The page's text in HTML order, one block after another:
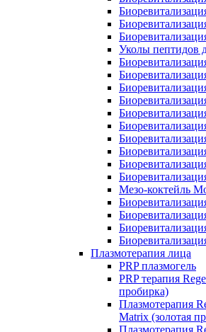
Уколы пептидов
Мезо-коктейль
Плазмотерапия лица
PRP плазмогель
PRP терапия
пробирка)
Плазмотерапия
Matrix (золотая
Плазмотерапия